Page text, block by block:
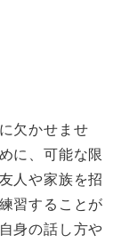
欠かせませ
に、可能な限
人や家族を招
習することが
身の話し方や